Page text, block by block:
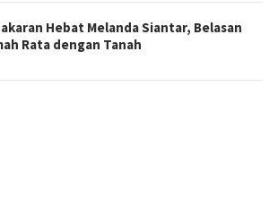
Hebat Melanda Siantar, Belasan
Rata dengan Tanah